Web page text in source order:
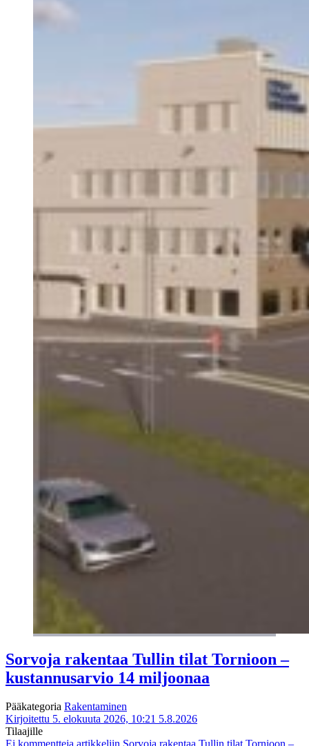
Sorvoja rakentaa Tullin tilat Tornioon –
kustannusarvio 14 miljoonaa
Pääkategoria Rakentaminen
Kirjoitettu 5. elokuuta 2026, 10:21 5.8.2026
Tilaajille